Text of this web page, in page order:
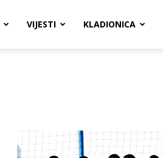
VIJESTI KLADIONICA